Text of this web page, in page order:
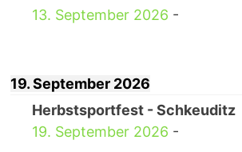
13. September 2026 -
19. September 2026
Herbstsportfest - Schkeuditz
19. September 2026 -